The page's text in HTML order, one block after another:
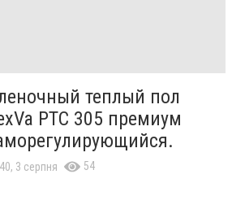
теплый пол
PTC 305 премиум
3 серпня 54